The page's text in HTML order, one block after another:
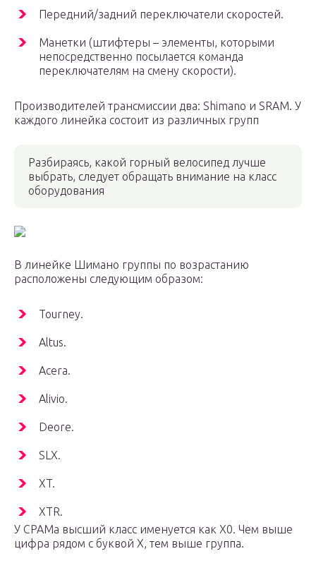
Передний/задний переключатели скоростей.
Манетки (штифтеры – элементы, которыми
непосредственно посылается команда
переключателям на смену скорости).
Производителей трансмиссии два: Shimano и SRAM. У
каждого линейка состоит из различных групп
Разбираясь, какой горный велосипед лучше
выбрать, следует обращать внимание на класс
оборудования
В линейке Шимано группы по возрастанию
расположены следующим образом:
Tourney.
Altus.
Acera.
Alivio.
Deore.
SLX.
XT.
XTR.
У СРАМа высший класс именуется как Х0. Чем выше
цифра рядом с буквой Х, тем выше группа.